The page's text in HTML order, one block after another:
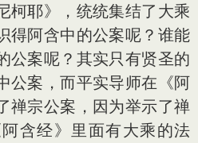
柯耶》，统统集结了大乘
得阿含中的公案呢？谁能
公案呢？其实只有贤圣的
公案，而平实导师在《阿
禅宗公案，因为举示了禅
含经》里面有大乘的法